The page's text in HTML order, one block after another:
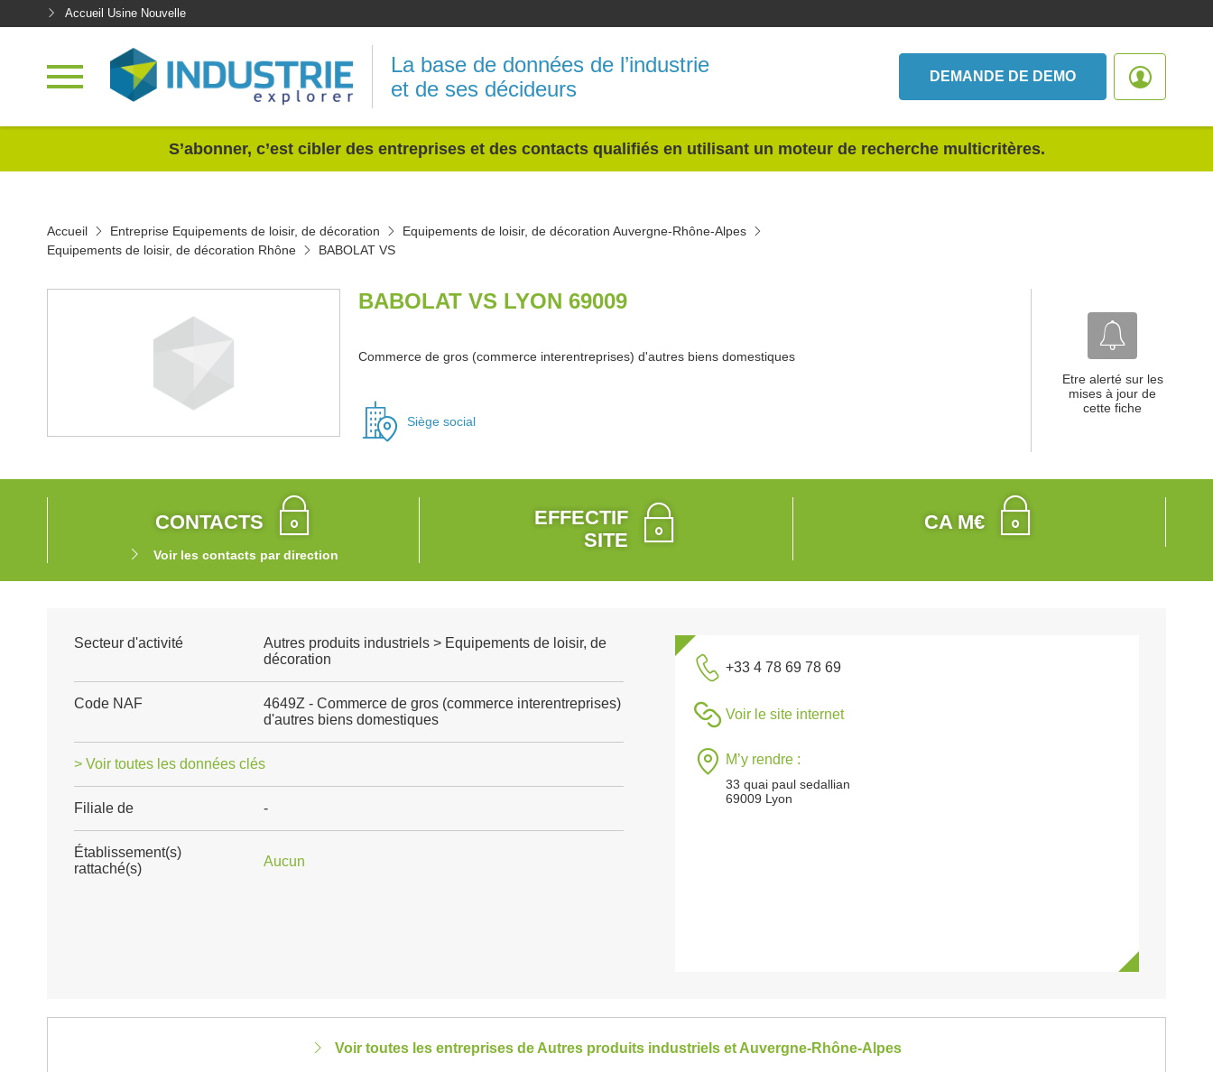
Accueil Usine Nouvelle
La base de données de l’industrie
et de ses décideurs
DEMANDE DE DEMO
S’abonner, c’est cibler des entreprises et des contacts qualifiés en utilisant un moteur de recherche multicritères.
Accueil Entreprise Equipements de loisir, de décoration
Equipements de loisir, de décoration Auvergne-Rhône-Alpes
Equipements de loisir, de décoration Rhône
BABOLAT VS
BABOLAT VS LYON 69009
Commerce de gros (commerce interentreprises) d'autres biens domestiques
Siège social
Etre alerté sur les
mises à jour de
cette fiche
CONTACTS
Voir les contacts par direction
EFFECTIF
SITE
CA M€
Secteur d'activité
Autres produits industriels > Equipements de loisir, de
décoration
Code NAF
4649Z - Commerce de gros (commerce interentreprises)
d'autres biens domestiques
> Voir toutes les données clés
Filiale de -
Établissement(s)
rattaché(s)
Aucun
+33 4 78 69 78 69
Voir le site internet
M’y rendre :
33 quai paul sedallian
69009 Lyon
Voir toutes les entreprises de Autres produits industriels et Auvergne-Rhône-Alpes